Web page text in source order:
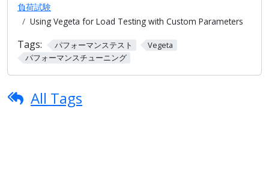
負荷試験
Using Vegeta for Load Testing with Custom Parameters
Tags: パフォーマンステスト
Vegeta
パフォーマンスチューニング
All Tags